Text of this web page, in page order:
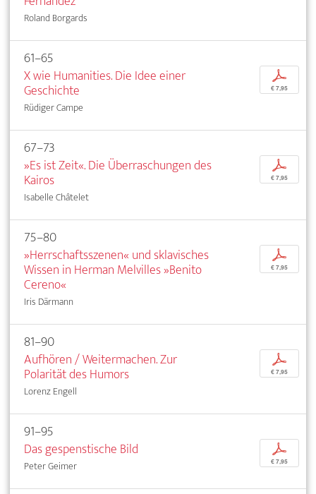
Roland Borgards
61–65
X wie Humanities. Die Idee einer
Geschichte
Rüdiger Campe
p
€ 7,95
67–73
»Es ist Zeit«. Die Überraschungen des
Kairos
Isabelle Châtelet
p
€ 7,95
75–80
»Herrschaftsszenen« und sklavisches
Wissen in Herman Melvilles »Benito
Cereno«
Iris Därmann
p
€ 7,95
81–90
Aufhören / Weitermachen. Zur
Polarität des Humors
Lorenz Engell
p
€ 7,95
91–95
Das gespenstische Bild
Peter Geimer
p
€ 7,95